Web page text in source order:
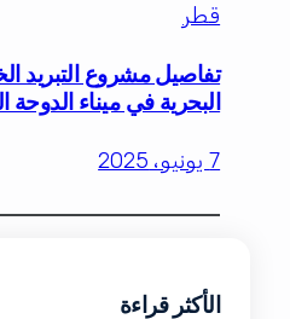
قطر
تفاصيل مشروع التبريد
البحرية في ميناء الدوحة
7 يونيو، 2025
الأكثر قراءة